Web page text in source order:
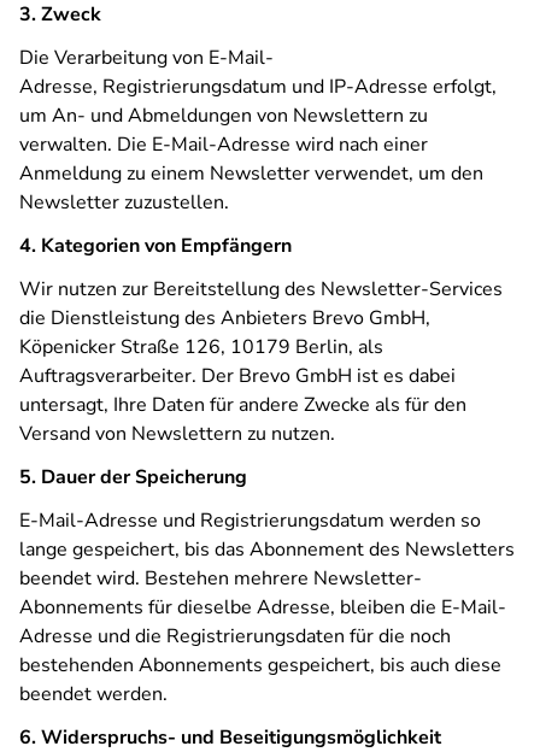
3. Zweck
Die Verarbeitung von E-Mail-
Adresse, Registrierungsdatum und IP-Adresse erfolgt,
um An- und Abmeldungen von Newslettern zu
verwalten. Die E-Mail-Adresse wird nach einer
Anmeldung zu einem Newsletter verwendet, um den
Newsletter zuzustellen.
4. Kategorien von Empfängern
Wir nutzen zur Bereitstellung des Newsletter-Services
die Dienstleistung des Anbieters Brevo GmbH,
Köpenicker Straße 126, 10179 Berlin, als
Auftragsverarbeiter. Der Brevo GmbH ist es dabei
untersagt, Ihre Daten für andere Zwecke als für den
Versand von Newslettern zu nutzen.
5. Dauer der Speicherung
E-Mail-Adresse und Registrierungsdatum werden so
lange gespeichert, bis das Abonnement des Newsletters
beendet wird. Bestehen mehrere Newsletter-
Abonnements für dieselbe Adresse, bleiben die E-Mail-
Adresse und die Registrierungsdaten für die noch
bestehenden Abonnements gespeichert, bis auch diese
beendet werden.
6. Widerspruchs- und Beseitigungsmöglichkeit